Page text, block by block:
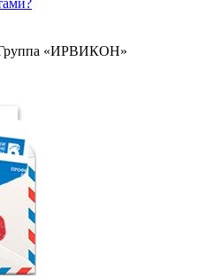
Группа «ИРВИКОН»